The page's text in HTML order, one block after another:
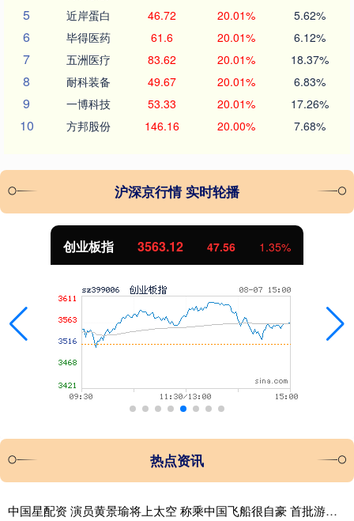
5 近岸蛋白 46.72 20.01% 5.62%
6 毕得医药 61.6 20.01% 6.12%
7 五洲医疗 83.62 20.01% 18.37%
8 耐科装备 49.67 20.01% 6.83%
9 一博科技 53.33 20.01% 17.26%
10 方邦股份 146.16 20.00% 7.68%
沪深京行情 实时轮播
创业板指 3563.12 47.56 1.35%
热点资讯
中国星配资 演员黄景瑜将上太空 称乘中国飞船很自豪 首批游客已预订！